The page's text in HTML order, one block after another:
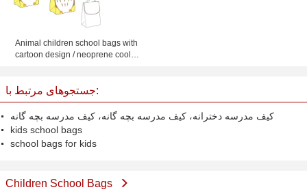
Animal children school bags with
cartoon design / neoprene cooler
جستجوهای مرتبط با:
کیف مدرسه دخترانه، کیف مدرسه بچه گانه، کیف مدرسه بچه گانه
kids school bags
school bags for kids
Children School Bags